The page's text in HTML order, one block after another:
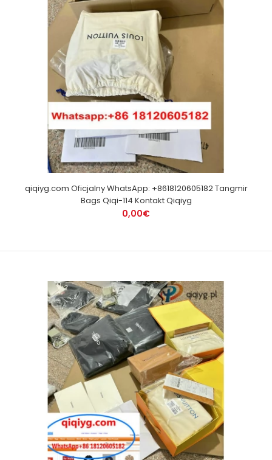
qiqiyg.com Oficjalny WhatsApp: +8618120605182 Tangmir
Bags Qiqi-114 Kontakt Qiqiyg
0,00€